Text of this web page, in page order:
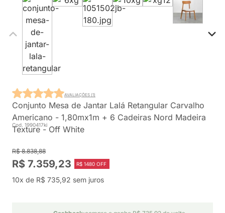
Conjunto Mesa de Jantar Lalá Retangular Carvalho
Americano - 1,80mx1m + 6 Cadeiras Nord Madeira
Texture - Off White
Cod. 1990417ki
AVALIAÇÕES (1)
R$ 8.838,88
R$ 7.359,23 R$ 1480 OFF
10x de R$ 735,92 sem juros